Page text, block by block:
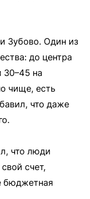
Зубово. Один из
до центра
на
чище, есть
что даже
что люди
счет,
бюджетная